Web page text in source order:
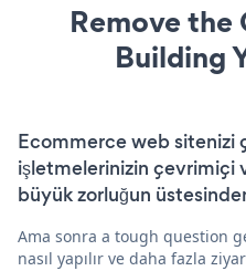
Remove the
Building
Ecommerce web sitenizi
işletmelerinizin çevrimiçi
büyük zorluğun
Ama sonra a tough question
nasıl yapılır ve daha fazla